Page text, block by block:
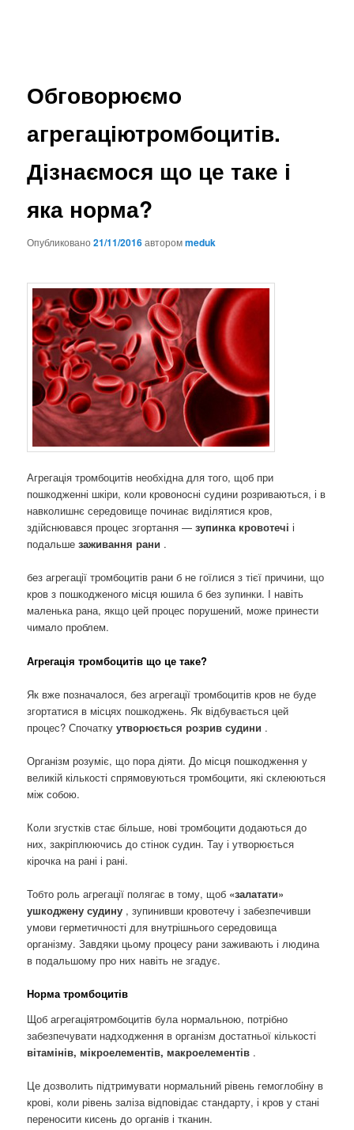
Обговорюємо
агрегаціютромбоцитів.
Дізнаємося що це таке і
яка норма?
Опубликовано21/11/2016авторомmeduk
Агрегація тромбоцитів необхідна для того, щоб при
пошкодженні шкіри, коли кровоносні судини розриваються, і в
навколишнє середовище починає виділятися кров,
здійснювався процес згортання —зупинка кровотечіі
подальшезаживання рани .
без агрегації тромбоцитів рани б не гоїлися з тієї причини, що
кров з пошкодженого місця юшила б без зупинки. І навіть
маленька рана, якщо цей процес порушений, може принести
чимало проблем.
Агрегація тромбоцитів що це таке?
Як вже позначалося, без агрегації тромбоцитів кров не буде
згортатися в місцях пошкоджень. Як відбувається цей
процес? Спочаткуутворюється розрив судини .
Організм розуміє, що пора діяти. До місця пошкодження у
великій кількості спрямовуються тромбоцити, які склеюються
між собою.
Коли згустків стає більше, нові тромбоцити додаються до
них, закріплюючись до стінок судин. Тау і утворюється
кірочка на рані і рані.
Тобто роль агрегації полягає в тому, щоб «залатати»
ушкоджену судину , зупинивши кровотечу і забезпечивши
умови герметичності для внутрішнього середовища
організму. Завдяки цьому процесу рани заживають і людина
в подальшому про них навіть не згадує.
Норма тромбоцитів
Щоб агрегаціятромбоцитів була нормальною, потрібно
забезпечувати надходження в організм достатньої кількості
вітамінів, мікроелементів, макроелементів .
Це дозволить підтримувати нормальний рівень гемоглобіну в
крові, коли рівень заліза відповідає стандарту, і кров у стані
переносити кисень до органів і тканин.